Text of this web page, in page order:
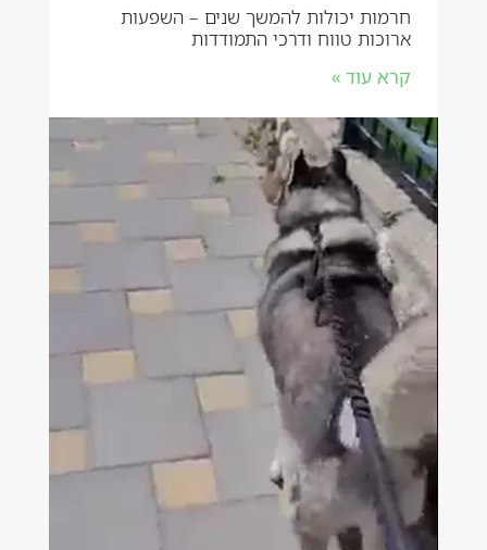
חרמות יכולות להמשך שנים – השפעות
ארוכות טווח ודרכי התמודדות
קרא עוד »